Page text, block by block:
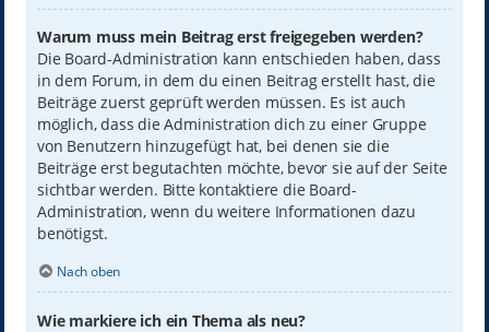
Warum muss mein Beitrag erst freigegeben werden?
Die Board-Administration kann entschieden haben, dass
in dem Forum, in dem du einen Beitrag erstellt hast, die
Beiträge zuerst geprüft werden müssen. Es ist auch
möglich, dass die Administration dich zu einer Gruppe
von Benutzern hinzugefügt hat, bei denen sie die
Beiträge erst begutachten möchte, bevor sie auf der Seite
sichtbar werden. Bitte kontaktiere die Board-
Administration, wenn du weitere Informationen dazu
benötigst.
Nach oben
Wie markiere ich ein Thema als neu?